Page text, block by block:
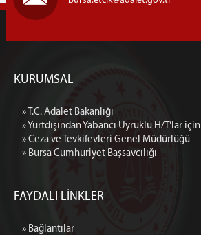
KURUMSAL
» T.C. Adalet Bakanlığı
» Yurtdışından Yabancı Uyruklu H/T'lar için
» Ceza ve Tevkifevleri Genel Müdürlüğü
» Bursa Cumhuriyet Başsavcılığı
FAYDALI LİNKLER
» Bağlantılar